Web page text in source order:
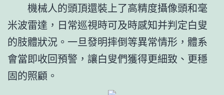
機械人的頭頂還裝上了高精度攝像頭和毫
米波雷達，日常巡視時可及時感知并判定白叟
的肢體狀況。一旦發明摔倒等異常情形，體系
會當即收回預警，讓白叟們獲得更細致、更穩
固的照顧。